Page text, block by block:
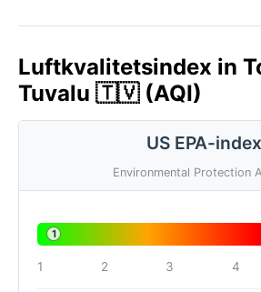
Luftkvalitetsindex in
Tuvalu 🇹🇻 (AQI)
US EPA-index
Environmental Protection
1
1 2 3 4